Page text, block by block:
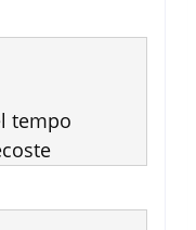
tempo